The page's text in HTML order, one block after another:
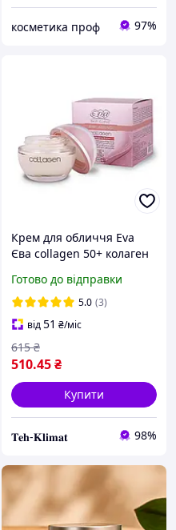
косметика проф 97%
Крем для обличчя Eva
Єва collagen 50+ колаген
Єгипетський
Готово до відправки
5.0 (3)
від51 ₴/міс
510.45₴
615 ₴
Купити
𝐓𝐞𝐡-𝐊𝐥𝐢𝐦𝐚𝐭 98%